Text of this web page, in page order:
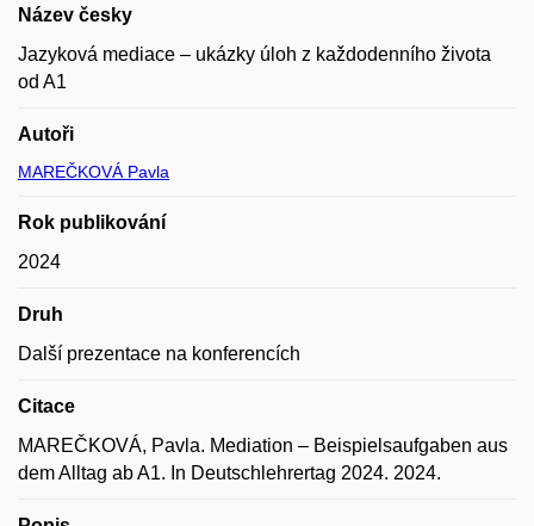
Název česky
Jazyková mediace – ukázky úloh z každodenního života
od A1
Autoři
MAREČKOVÁ Pavla
Rok publikování
2024
Druh
Další prezentace na konferencích
Citace
MAREČKOVÁ, Pavla. Mediation – Beispielsaufgaben aus
dem Alltag ab A1. In Deutschlehrertag 2024. 2024.